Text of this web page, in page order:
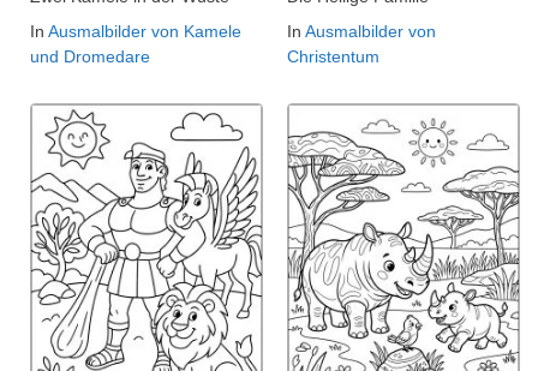
In Ausmalbilder von Kamele
und Dromedare
In Ausmalbilder von
Christentum